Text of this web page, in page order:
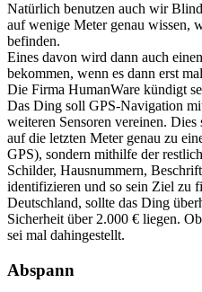
Natürlich benutzen auch wir
auf wenige Meter genau wissen,
befinden.
Eines davon wird dann auch
bekommen, wenn es dann erst
Die Firma HumanWare kündigt
Das Ding soll GPS-Navigation
weiteren Sensoren vereinen.
auf die letzten Meter genau zu
GPS), sondern mithilfe der
Schilder, Hausnummern,
identifizieren und so sein Ziel zu
Deutschland, sollte das Ding
Sicherheit über 2.000 € liegen.
sei mal dahingestellt.
Abspann